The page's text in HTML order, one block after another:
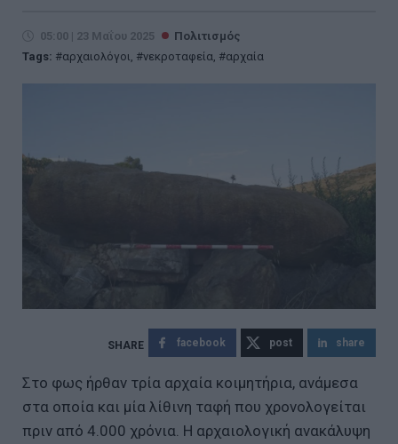
05:00 | 23 Μαΐου 2025
Πολιτισμός
Tags:
αρχαιολόγοι, νεκροταφεία, αρχαία
facebook post share
Στο φως ήρθαν τρία αρχαία κοιμητήρια, ανάμεσα
στα οποία και μία λίθινη ταφή που χρονολογείται
πριν από 4.000 χρόνια. Η αρχαιολογική ανακάλυψη